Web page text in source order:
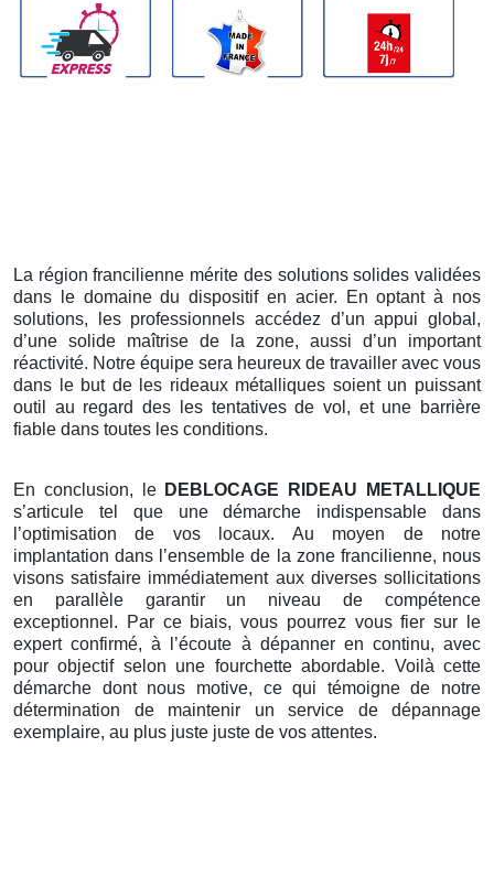
La région francilienne mérite des solutions solides validées
dans le domaine du dispositif en acier. En optant à nos
solutions, les professionnels accédez d’un appui global,
d’une solide maîtrise de la zone, aussi d’un important
réactivité. Notre équipe sera heureux de travailler avec vous
dans le but de les rideaux métalliques soient un puissant
outil au regard des les tentatives de vol, et une barrière
fiable dans toutes les conditions.
En conclusion, le DEBLOCAGE RIDEAU METALLIQUE
s’articule tel que une démarche indispensable dans
l’optimisation de vos locaux. Au moyen de notre
implantation dans l’ensemble de la zone francilienne, nous
visons satisfaire immédiatement aux diverses sollicitations
en parallèle garantir un niveau de compétence
exceptionnel. Par ce biais, vous pourrez vous fier sur le
expert confirmé, à l’écoute à dépanner en continu, avec
pour objectif selon une fourchette abordable. Voilà cette
démarche dont nous motive, ce qui témoigne de notre
détermination de maintenir un service de dépannage
exemplaire, au plus juste juste de vos attentes.